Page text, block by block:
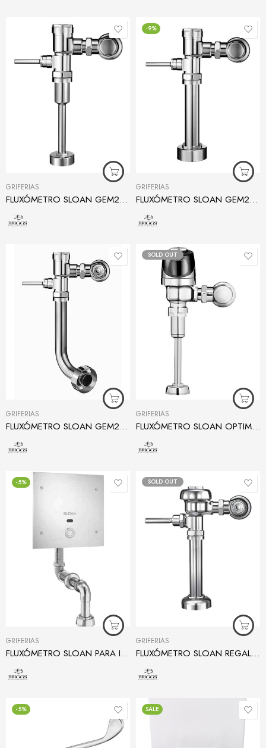
GRIFERÍAS
FLUXÓMETRO SLOAN GEM2 186 PARA URINARIO
-9%
GRIFERÍAS
FLUXÓMETRO SLOAN GEM2 HET PARA INODORO
GRIFERÍAS
FLUXÓMETRO SLOAN GEM2 PARA INODORO ENTRADA POSTERIOR
SOLD OUT
GRIFERÍAS
FLUXÓMETRO SLOAN OPTIMA PLUS PARA URINARIO
-5%
GRIFERÍAS
FLUXÓMETRO SLOAN PARA INODORO 153 – 1.28
SOLD OUT
GRIFERÍAS
FLUXÓMETRO SLOAN REGAL PARA INODORO
-5% SALE